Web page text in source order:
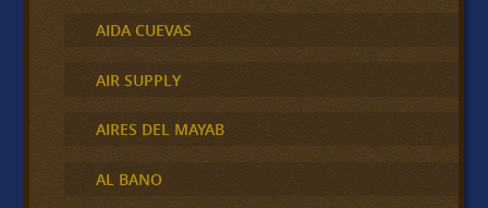
AIDA CUEVAS
AIR SUPPLY
AIRES DEL MAYAB
AL BANO